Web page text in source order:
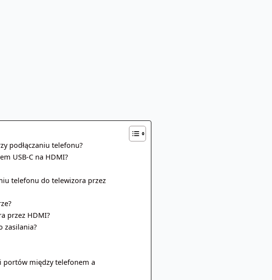
podłączaniu telefonu?
USB-C na HDMI?
telefonu do telewizora przez
przez HDMI?
zasilania?
portów między telefonem a